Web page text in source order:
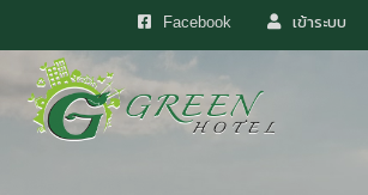
Facebook เข้าระบบ